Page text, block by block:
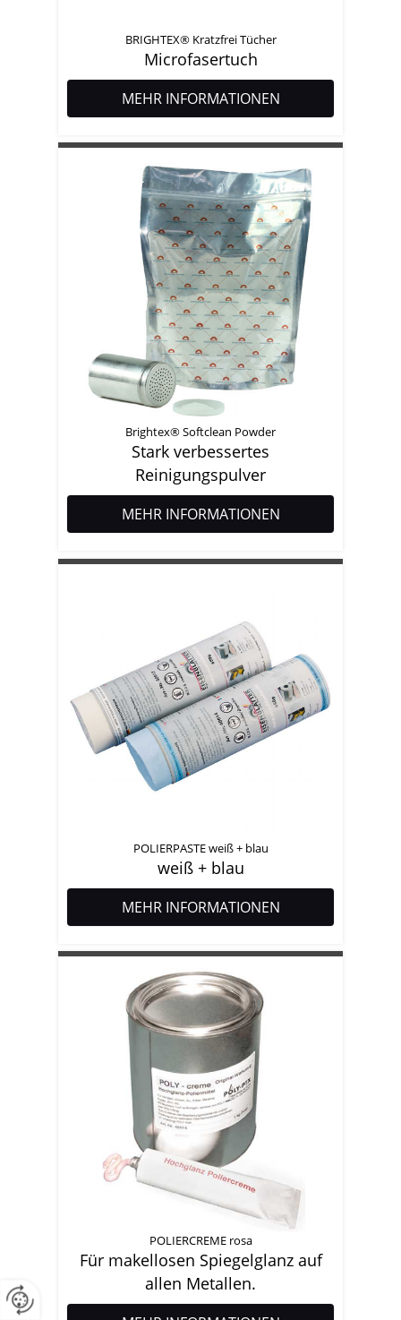
BRIGHTEX® Kratzfrei Tücher
Microfasertuch
MEHR INFORMATIONEN
Brightex® Softclean Powder
Stark verbessertes
Reinigungspulver
MEHR INFORMATIONEN
POLIERPASTE weiß + blau
weiß + blau
MEHR INFORMATIONEN
POLIERCREME rosa
Für makellosen Spiegelglanz auf
allen Metallen.